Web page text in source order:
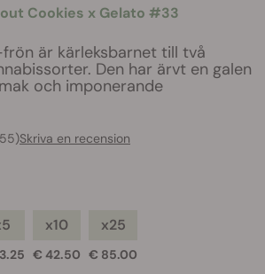
Cookies x Gelato #33
är kärleksbarnet till två
Den har ärvt en galen
och imponerande
Skriva en recension
x10
€ 42.50
x25
€ 85.00